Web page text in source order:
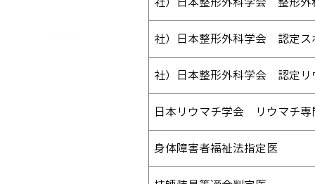
社）日本整形外科学会 認定ス
社）日本整形外科学会 認定リ
日本リウマチ学会 リウマチ専
身体障害者福祉法指定医